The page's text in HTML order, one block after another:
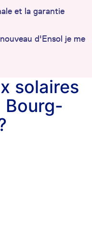
et la garantie
d'Ensol je me
solaires
Bourg-